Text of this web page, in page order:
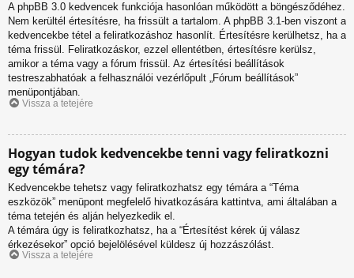
A phpBB 3.0 kedvencek funkciója hasonlóan működött a böngésződéhez.
Nem kerültél értesítésre, ha frissült a tartalom. A phpBB 3.1-ben viszont a
kedvencekbe tétel a feliratkozáshoz hasonlít. Értesítésre kerülhetsz, ha a
téma frissül. Feliratkozáskor, ezzel ellentétben, értesítésre kerülsz,
amikor a téma vagy a fórum frissül. Az értesítési beállítások
testreszabhatóak a felhasználói vezérlőpult „Fórum beállítások”
menüpontjában.
Vissza a tetejére
Hogyan tudok kedvencekbe tenni vagy feliratkozni
egy témára?
Kedvencekbe tehetsz vagy feliratkozhatsz egy témára a “Téma
eszközök” menüpont megfelelő hivatkozására kattintva, ami általában a
téma tetején és alján helyezkedik el.
A témára úgy is feliratkozhatsz, ha a “Értesítést kérek új válasz
érkezésekor” opció bejelölésével küldesz új hozzászólást.
Vissza a tetejére